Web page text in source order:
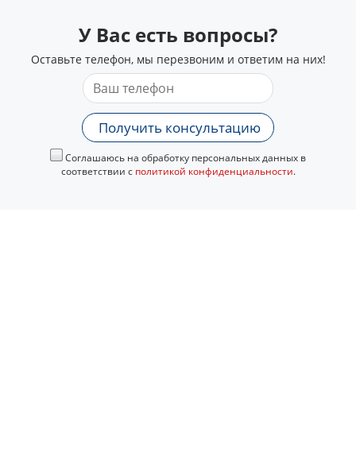
У Вас есть вопросы?
Оставьте телефон, мы перезвоним и ответим на них!
Получить консультацию
Соглашаюсь на обработку персональных данных в
соответствии с политикой конфиденциальности.